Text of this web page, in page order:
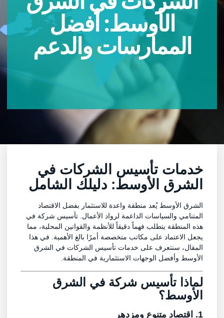
الأوسط: أفضل
الممارسات والدعم
خدمات تأسيس الشركات في
الشرق الأوسط: دليلك الشامل
الشرق الأوسط يُعد منطقة واعدة للاستثمار بفضل الاقتصاد
المتنامي والسياسات الداعمة لرواد الأعمال. تأسيس شركة في
هذه المنطقة يتطلب فهماً دقيقاً للأنظمة والقوانين المحلية، مما
يجعل الاعتماد على مكاتب متخصصة أمرًا بالغ الأهمية. في هذا
المقال، سنتعرف على خدمات تأسيس الشركات في الشرق
الأوسط وأفضل الوجهات الاستثمارية في المنطقة.
لماذا تأسيس شركة في الشرق
الأوسط؟